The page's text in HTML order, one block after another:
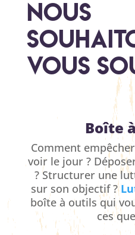
Nous
vous
Boîte
Comment
voir le jour ?
? Structurer une
sur son objectif ?
boîte à outils qui
ces